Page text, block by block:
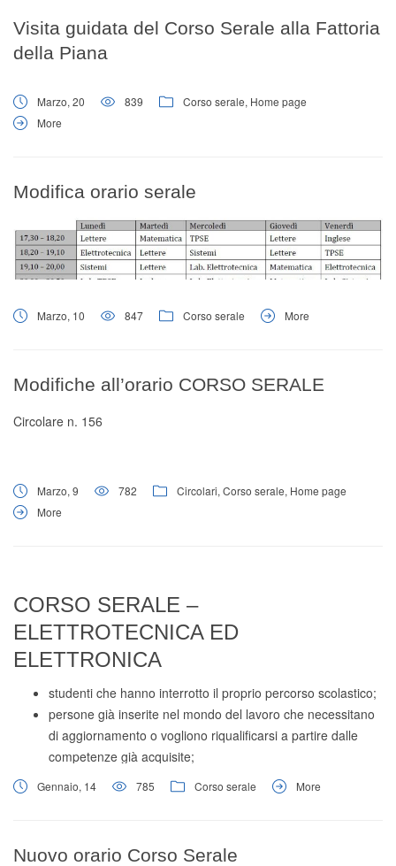
Visita guidata del Corso Serale alla Fattoria
della Piana
Marzo, 20 839 Corso serale, Home page
More
Modifica orario serale
Marzo, 10 847 Corso serale More
Modifiche all’orario CORSO SERALE
Circolare n. 156
Marzo, 9 782 Circolari, Corso serale, Home page
More
CORSO SERALE –
ELETTROTECNICA ED
ELETTRONICA
studenti che hanno interrotto il proprio percorso scolastico;
persone già inserite nel mondo del lavoro che necessitano
di aggiornamento o vogliono riqualificarsi a partire dalle
competenze già acquisite;
garantendo il riconoscimento delle classi già frequentate in
compiuti, ad esperienze maturate in ambito lavorativo o a
Gennaio, 14 785 Corso serale More
Nuovo orario Corso Serale